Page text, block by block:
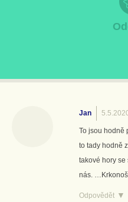
Jan
To jsou hodně
to tady hodně
takové hory se
nás.
Odpovědět